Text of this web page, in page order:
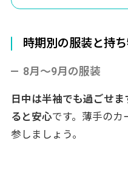
ランをご紹介します。初め
た。
限られた時間でもバルセロ
ばかりですので、旅の予定づ
時期別の服装と持
8月～9月の服装
日中は半袖でも過ごせ
ると安心です。薄手のカ
参しましょう。